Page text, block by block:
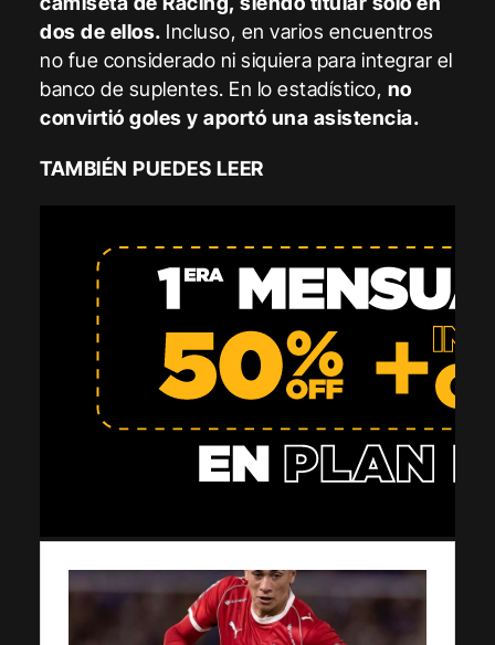
dos de ellos. Incluso, en varios encuentros
no fue considerado ni siquiera para integrar el
banco de suplentes. En lo estadístico, no
convirtió goles y aportó una asistencia.
TAMBIÉN PUEDES LEER